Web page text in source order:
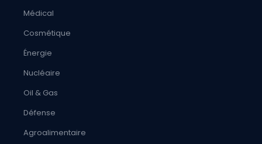
Médical
Cosmétique
Énergie
Nucléaire
Oil & Gas
Défense
Agroalimentaire